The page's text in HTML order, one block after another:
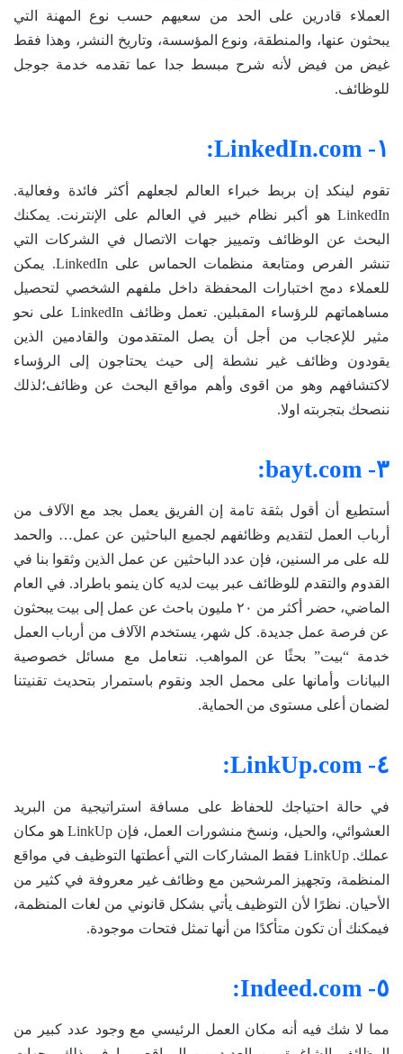
العملاء قادرين على الحد من سعيهم حسب نوع المهنة التي
يبحثون عنها، والمنطقة، ونوع المؤسسة، وتاريخ النشر، وهذا فقط
غيض من فيض لأنه شرح مبسط جدا عما تقدمه خدمة جوجل
للوظائف.
١- LinkedIn.com:
تقوم لينكد إن بربط خبراء العالم لجعلهم أكثر فائدة وفعالية.
LinkedIn هو أكبر نظام خبير في العالم على الإنترنت. يمكنك
البحث عن الوظائف وتمييز جهات الاتصال في الشركات التي
تنشر الفرص ومتابعة منظمات الحماس على LinkedIn. يمكن
للعملاء دمج اختبارات المحفظة داخل ملفهم الشخصي لتحصيل
مساهماتهم للرؤساء المقبلين. تعمل وظائف LinkedIn على نحو
مثير للإعجاب من أجل أن يصل المتقدمون والقادمين الذين
يقودون وظائف غير نشطة إلى حيث يحتاجون إلى الرؤساء
لاكتشافهم وهو من اقوى وأهم مواقع البحث عن وظائف؛لذلك
ننصحك بتجربته اولا.
٣- bayt.com:
أستطيع أن أقول بثقة تامة إن الفريق يعمل بجد مع الآلاف من
أرباب العمل لتقديم وظائفهم لجميع الباحثين عن عمل… والحمد
لله على مر السنين، فإن عدد الباحثين عن عمل الذين وثقوا بنا في
القدوم والتقدم للوظائف عبر بيت لديه كان ينمو باطراد. في العام
الماضي، حضر أكثر من ٢٠ مليون باحث عن عمل إلى بيت يبحثون
عن فرصة عمل جديدة. كل شهر، يستخدم الآلاف من أرباب العمل
خدمة “بيت” بحثًا عن المواهب. نتعامل مع مسائل خصوصية
البيانات وأمانها على محمل الجد ونقوم باستمرار بتحديث تقنيتنا
لضمان أعلى مستوى من الحماية.
٤- LinkUp.com:
في حالة احتياجك للحفاظ على مسافة استراتيجية من البريد
العشوائي، والحيل، ونسخ منشورات العمل، فإن LinkUp هو مكان
عملك. LinkUp فقط المشاركات التي أعطتها التوظيف في مواقع
المنظمة، وتجهيز المرشحين مع وظائف غير معروفة في كثير من
الأحيان. نظرًا لأن التوظيف يأتي بشكل قانوني من لغات المنظمة،
فيمكنك أن تكون متأكدًا من أنها تمثل فتحات موجودة.
٥- Indeed.com:
مما لا شك فيه أنه مكان العمل الرئيسي مع وجود عدد كبير من